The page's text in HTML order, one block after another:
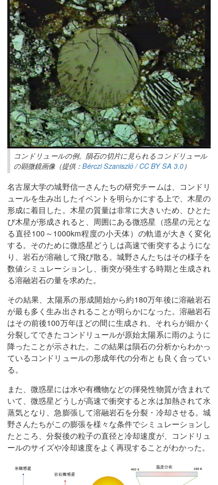
コンドリュールの例。隕石の切片に見られるコンドリュール
の顕微鏡画像（提供：Bérczi Szaniszló / CC BY SA 3.0 ）
名古屋大学の城野信一さんたちの研究チームは、コンドリ
ュールを生み出したイベントを明らかにする上で、木星の
形成に着目した。木星の質量は非常に大きいため、ひとた
び木星が形成されると、周囲にある微惑星（惑星の元とな
る直径100～1000km程度の小天体）の軌道が大きく変化
する。そのために微惑星どうしは高速で衝突するようにな
り、岩石が溶融して飛び散る。城野さんたちはその様子を
数値シミュレーションし、衝突が発生する時期と生成され
る溶融岩石の量を求めた。
その結果、太陽系の形成開始から約180万年後に溶融岩石
が最も多く生み出されることが明らかになった。溶融岩石
はその前後100万年ほどの間に生成され、それらが細かく
分裂してできたコンドリュールが原始太陽系に雨のように
降ったことが示された。この結果は隕石の分析からわかっ
ているコンドリュールの形成年代の分布とも良く合ってい
る。
また、微惑星には水や有機物などの揮発性物質が含まれて
いて、微惑星どうしが高速で衝突すると水は加熱されて水
蒸気となり、急膨張して溶融岩石を分裂・冷却させる。城
野さんたちがこの膨張を様々な条件でシミュレーションし
たところ、分裂後の粒子の直径と冷却速度が、コンドリュ
ールのサイズや冷却速度をよく再現することがわかった。